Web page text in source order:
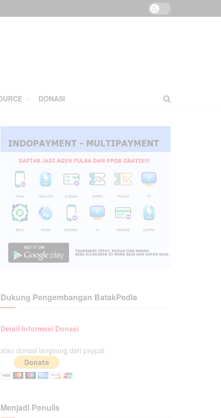
DONASI
Dukung Pengembangan BatakPedia
Detail Informasi Donasi
atau donasi langsung dari paypal :
Menjadi Penulis